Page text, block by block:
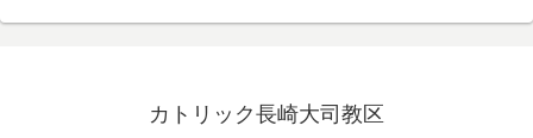
カトリック長崎大司教区